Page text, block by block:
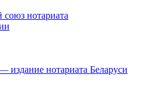
нотариата
издание нотариата Беларуси